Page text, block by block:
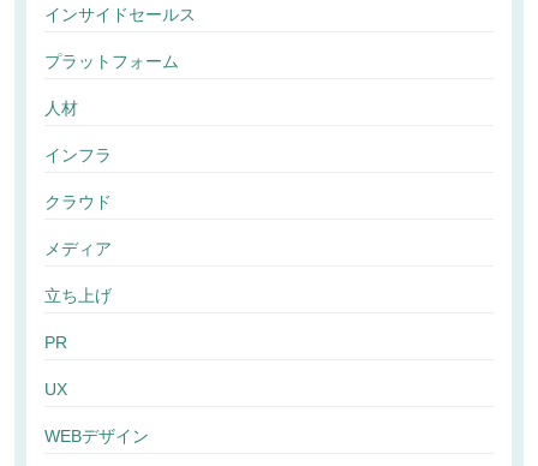
インサイドセールス
プラットフォーム
人材
インフラ
クラウド
メディア
立ち上げ
PR
UX
WEBデザイン